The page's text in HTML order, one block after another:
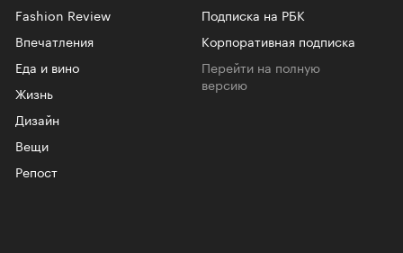
Fashion Review
Впечатления
Еда и вино
Жизнь
Дизайн
Вещи
Репост
Подписка на РБК
Корпоративная подписка
Перейти на полную
версию